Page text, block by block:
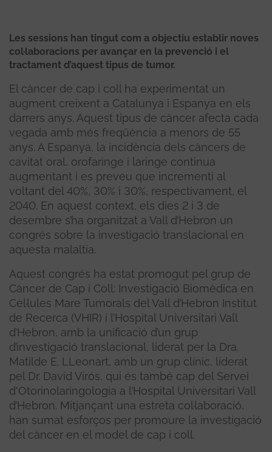
Les sessions han tingut com a objectiu establir noves
col·laboracions per avançar en la prevenció i el
tractament d’aquest tipus de tumor.
El càncer de cap i coll ha experimentat un
augment creixent a Catalunya i Espanya en els
darrers anys. Aquest tipus de càncer afecta cada
vegada amb més freqüència a menors de 55
anys. A Espanya, la incidència dels càncers de
cavitat oral, orofaringe i laringe continua
augmentant i es preveu que incrementi al
voltant del 40%, 30% i 30%, respectivament, el
2040. En aquest context, els dies 2 i 3 de
desembre s’ha organitzat a Vall d’Hebron un
congrés sobre la investigació translacional en
aquesta malaltia.
Aquest congrés ha estat promogut pel grup de
Càncer de Cap i Coll: Investigació Biomèdica en
Cèl·lules Mare Tumorals del Vall d’Hebron Institut
de Recerca (VHIR) i l’Hospital Universitari Vall
d’Hebron, amb la unificació d’un grup
d’investigació translacional, liderat per la Dra.
Matilde E. LLeonart, amb un grup clínic, liderat
pel Dr. David Virós, qui és també cap del Servei
d'Otorinolaringologia a l’Hospital Universitari Vall
d’Hebron. Mitjançant una estreta col·laboració,
han sumat esforços per promoure la investigació
del càncer en el model de cap i coll.